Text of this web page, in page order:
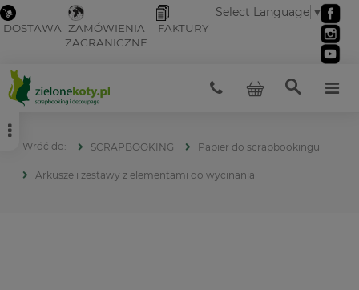
DOSTAWA ZAMÓWIENIA
ZAGRANICZNE
FAKTURY
Select Language ▼
SCRAPBOOKING Papier do scrapbookingu
Arkusze i zestawy z elementami do wycinania